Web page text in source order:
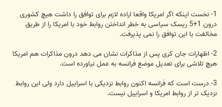
1- نخست اینکه اگر امریکا واقعا اراده لازم برای توافق را داشت هیچ کشوری
درون 1+5 ریسک سیاسی به خطر انداختن روابط خود با امریکا را از طریق
مخالفت با این توافق را نمی پذیرفت.
2- اظهارات جان کری پس از مذاکرات نشان می دهد درون مذاکرات هم امریکا
هیچ تلاشی برای تعدیل موضع فرانسه به عمل نیاورده است.
3- درست است که فرانسه اکنون روابط نزدیکی با اسراییل دارد ولی این روابط
نزدیک تر از روابط امریکا و اسراییل نیست.